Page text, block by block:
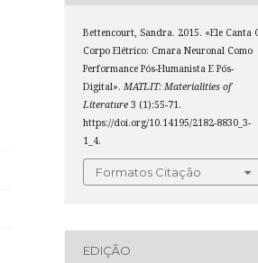
Bettencourt, Sandra. 2015. «Ele Canta
Corpo Elétrico: Cmara Neuronal Como
Performance Pós-Humanista E Pós-
Digital». MATLIT: Materialities of
Literature 3 (1):55-71.
https://doi.org/10.14195/2182-8830_3-
1_4.
Formatos Citação
EDIÇÃO